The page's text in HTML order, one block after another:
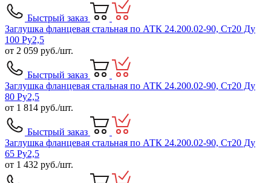
Быстрый заказ
Заглушка фланцевая стальная по АТК 24.200.02-90, Ст20 Ду
100 Ру2,5
от 2 059 руб./шт.
Быстрый заказ
Заглушка фланцевая стальная по АТК 24.200.02-90, Ст20 Ду
80 Ру2,5
от 1 814 руб./шт.
Быстрый заказ
Заглушка фланцевая стальная по АТК 24.200.02-90, Ст20 Ду
65 Ру2,5
от 1 432 руб./шт.